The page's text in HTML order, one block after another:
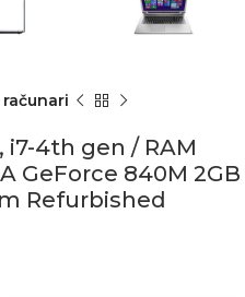
i7-4th gen / RAM
GeForce 840M 2GB
Refurbished